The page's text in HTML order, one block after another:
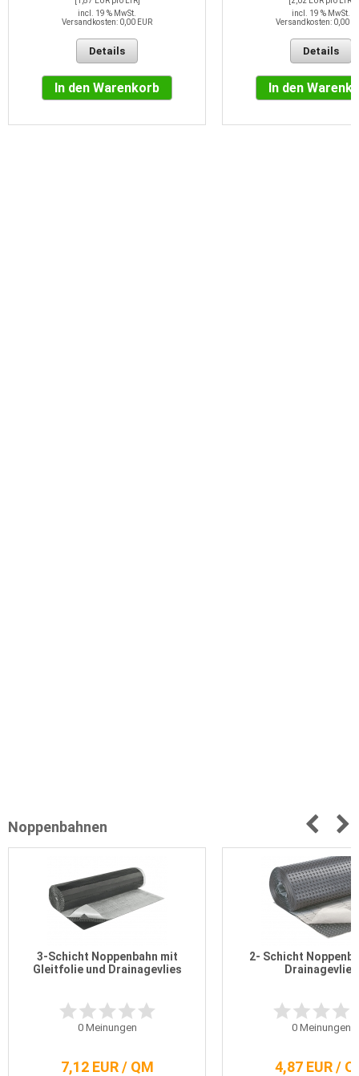
incl. 19 % MwSt.
Versandkosten: 0,00 EUR
Details
In den Warenkorb
incl. 19 % MwSt.
Versandkosten: 0,00
Details
In den
Noppenbahnen
3-Schicht Noppenbahn mit
Gleitfolie und Drainagevlies
0Meinungen
7,12 EUR / QM
2- Schicht
Drainagevlies
0Meinungen
4,87 EUR /